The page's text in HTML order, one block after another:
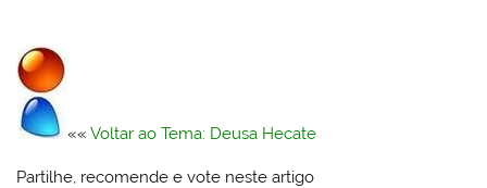
««Voltar ao Tema: Deusa Hecate
Partilhe, recomende e vote neste artigo